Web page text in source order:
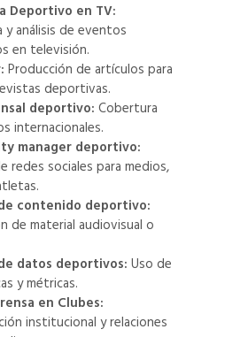
Deportivo en TV:
análisis de eventos
en televisión.
Producción de artículos para
deportivas.
deportivo: Cobertura
internacionales.
manager deportivo:
redes sociales para medios,
contenido deportivo:
de material audiovisual o
datos deportivos: Uso de
y métricas.
en Clubes:
institucional y relaciones